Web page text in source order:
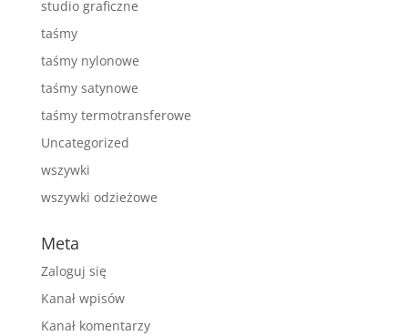
studio graficzne
taśmy
taśmy nylonowe
taśmy satynowe
taśmy termotransferowe
Uncategorized
wszywki
wszywki odzieżowe
Meta
Zaloguj się
Kanał wpisów
Kanał komentarzy